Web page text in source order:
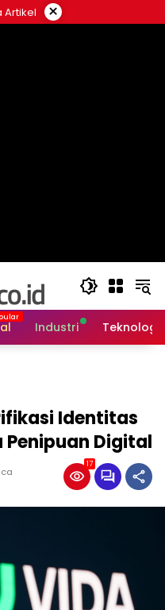
Artikel ×
Industri Teknologi
Identitas
Digital
17